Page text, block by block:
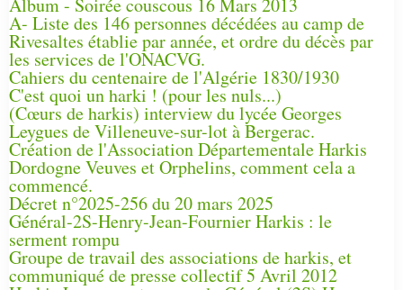
Album - Soirée couscous 16 Mars 2013
A- Liste des 146 personnes décédées au camp de
Rivesaltes établie par année, et ordre du décès par
les services de l'ONACVG.
Cahiers du centenaire de l'Algérie 1830/1930
C'est quoi un harki ! (pour les nuls...)
(Cœurs de harkis) interview du lycée Georges
Leygues de Villeneuve-sur-lot à Bergerac.
Création de l'Association Départementale Harkis
Dordogne Veuves et Orphelins, comment cela a
commencé.
Décret n°2025-256 du 20 mars 2025
Général-2S-Henry-Jean-Fournier Harkis : le
serment rompu
Groupe de travail des associations de harkis, et
communiqué de presse collectif 5 Avril 2012